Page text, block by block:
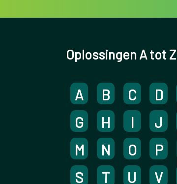
Oplossingen A tot Z
A B C D
G
H I J
M
N O P
S
T U V